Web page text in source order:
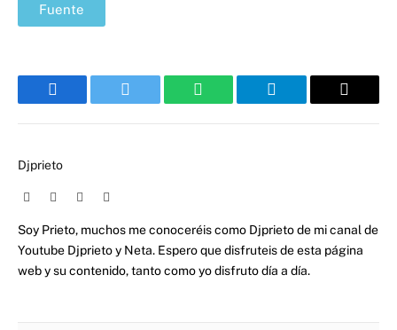
Fuente
Facebook Twitter WhatsApp Telegram Email
Djprieto
WebsiteFacebook
Soy Prieto, muchos me conoceréis como Djprieto de mi canal de
Youtube Djprieto y Neta. Espero que disfruteis de esta página
web y su contenido, tanto como yo disfruto día a día.